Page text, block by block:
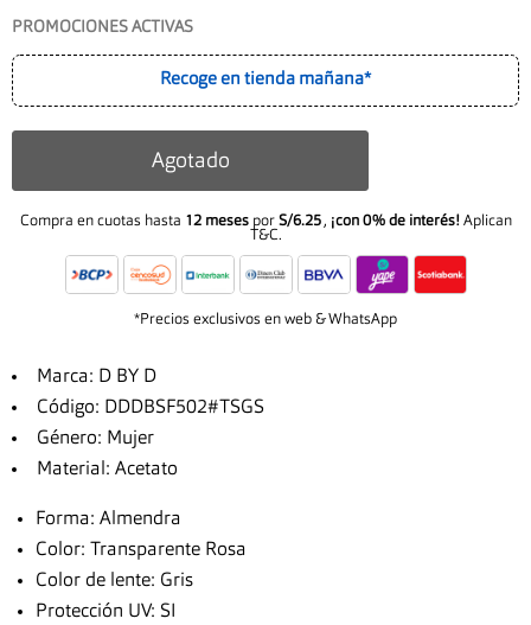
PROMOCIONES ACTIVAS
Recoge en tienda mañana*
Agotado
Compra en cuotas hasta 12 mesespor S/6.25, ¡con 0% de interés!Aplican
T&C.
*Precios exclusivos en web & WhatsApp
Marca: D BY D
Código: DDDBSF502#TSGS
Género: Mujer
Material: Acetato
Forma: Almendra
Color: Transparente Rosa
Color de lente: Gris
Protección UV: SI